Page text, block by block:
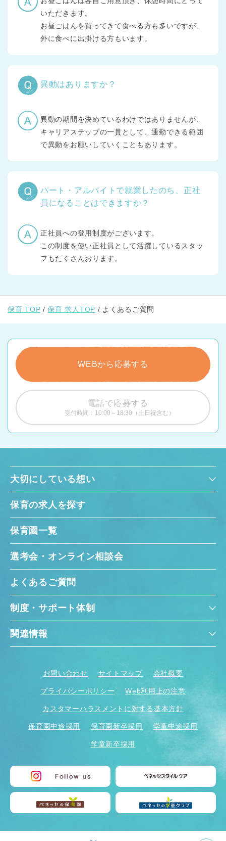
いただきます。
お昼ごはんを買ってきて食べる方も多いですが、
外に食べに出掛ける方もいます。
異動はありますか？
異動の期間を決めているわけではありませんが、
キャリアステップの一貫として、通勤できる範囲
で異動をお願いしていくこともあります。
パート・アルバイトで就業したのち、正社
員になることはできますか？
正社員への登用制度がございます。
この制度を使い正社員として活躍しているスタッ
フもたくさんおります。
保育 TOP 保育 求人TOP よくあるご質問
WEBから応募する
電話で応募する
受付時間：10:00～18:30（土日祝含む）
大切にしている想い
保育の求人を探す
保育園一覧
選考会・オンライン相談会
よくあるご質問
制度・サポート体制
関連情報
お問い合わせ サイトマップ 会社概要
プライバシーポリシー Web利用上の注意
カスタマーハラスメントに対する基本方針
保育園中途採用 保育園新卒採用 学童中途採用
学童新卒採用